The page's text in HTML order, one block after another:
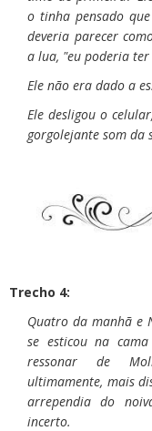
o tinha pensado
deveria parecer
a lua, "eu poderia
Ele não era dado a
Ele desligou o
gorgolejante som
Trecho 4:
Quatro da manhã e
se esticou na
ressonar de
ultimamente, mais
arrependia do
incerto.